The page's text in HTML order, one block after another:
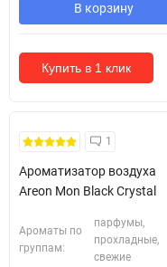
В корзину
Купить в 1 клик
1
Ароматизатор воздуха
Areon Mon Black Crystal
Ароматы по
группам:
парфумы,
прохладные,
свежие